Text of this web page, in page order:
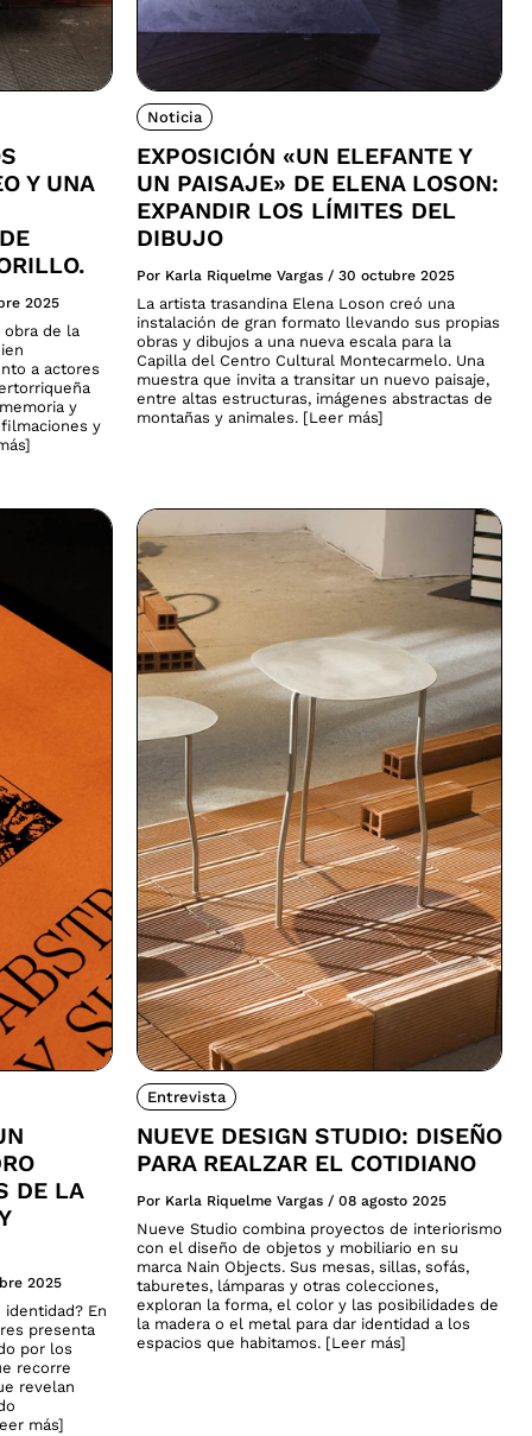
Y UNA
2025
obra de la
a actores
y
y
Noticia
EXPOSICIÓN «UN ELEFANTE Y
UN PAISAJE» DE ELENA LOSON:
EXPANDIR LOS LÍMITES DEL
DIBUJO
Por Karla Riquelme Vargas / 30 octubre 2025
La artista trasandina Elena Loson creó una
instalación de gran formato llevando sus propias
obras y dibujos a una nueva escala para la
Capilla del Centro Cultural Montecarmelo. Una
muestra que invita a transitar un nuevo paisaje,
entre altas estructuras, imágenes abstractas de
montañas y animales. [Leer más]
DE LA
2025
En
presenta
por los
recorre
revelan
más]
Entrevista
NUEVE DESIGN STUDIO: DISEÑO
PARA REALZAR EL COTIDIANO
Por Karla Riquelme Vargas / 08 agosto 2025
Nueve Studio combina proyectos de interiorismo
con el diseño de objetos y mobiliario en su
marca Nain Objects. Sus mesas, sillas, sofás,
taburetes, lámparas y otras colecciones,
exploran la forma, el color y las posibilidades de
la madera o el metal para dar identidad a los
espacios que habitamos. [Leer más]